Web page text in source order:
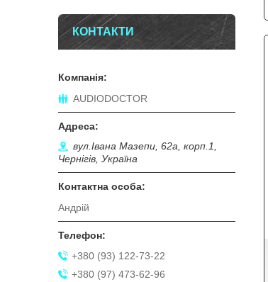
КОНТАКТИ
AUDIODOCTOR
вул.Івана Мазепи, 62а, корп.1,
Чернігів, Україна
Андрій
+380 (93) 122-73-22
+380 (97) 473-62-96